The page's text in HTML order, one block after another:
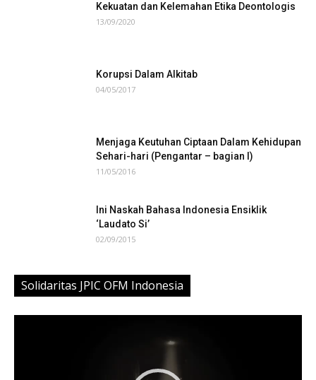
Kekuatan dan Kelemahan Etika Deontologis
13/09/2020
Korupsi Dalam Alkitab
04/05/2017
Menjaga Keutuhan Ciptaan Dalam Kehidupan
Sehari-hari (Pengantar – bagian I)
11/05/2016
Ini Naskah Bahasa Indonesia Ensiklik
‘Laudato Si’
02/09/2015
Solidaritas JPIC OFM Indonesia